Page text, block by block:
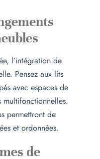
l’intégration de
Pensez aux lits
avec espaces de
multifonctionnelles.
permettront de
et ordonnées.
de